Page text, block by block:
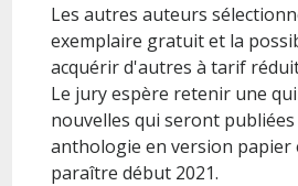
Les autres auteurs
exemplaire gratuit et la
acquérir d'autres à tarif
Le jury espère retenir une
nouvelles qui seront
anthologie en version papier
paraître début 2021.